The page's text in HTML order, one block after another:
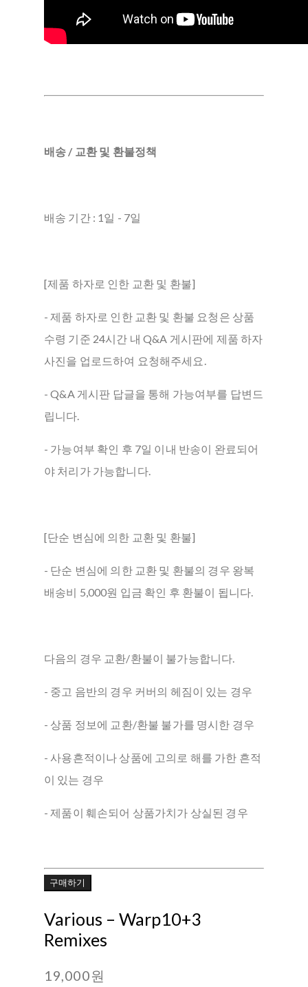
배송 / 교환 및 환불정책
배송 기간 : 1일 - 7일
[제품 하자로 인한 교환 및 환불]
- 제품 하자로 인한 교환 및 환불 요청은 상품
수령 기준 24시간 내 Q&A 게시판에 제품 하자
사진을 업로드하여 요청해주세요.
- Q&A 게시판 답글을 통해 가능여부를 답변드
립니다.
- 가능여부 확인 후 7일 이내 반송이 완료되어
야 처리가 가능합니다.
[단순 변심에 의한 교환 및 환불]
- 단순 변심에 의한 교환 및 환불의 경우 왕복
배송비 5,000원 입금 확인 후 환불이 됩니다.
다음의 경우 교환/환불이 불가능합니다.
- 중고 음반의 경우 커버의 헤짐이 있는 경우
- 상품 정보에 교환/환불 불가를 명시한 경우
- 사용흔적이나 상품에 고의로 해를 가한 흔적
이 있는 경우
- 제품이 훼손되어 상품가치가 상실된 경우
구매하기
Various – Warp10+3
Remixes
19,000원